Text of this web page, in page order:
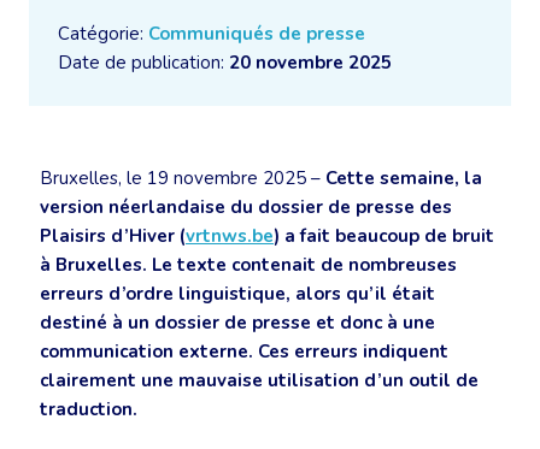
Catégorie: Communiqués de presse
Date de publication: 20 novembre 2025
Bruxelles, le 19 novembre 2025 – Cette semaine, la
version néerlandaise du dossier de presse des
Plaisirs d’Hiver (vrtnws.be) a fait beaucoup de bruit
à Bruxelles. Le texte contenait de nombreuses
erreurs d’ordre linguistique, alors qu’il était
destiné à un dossier de presse et donc à une
communication externe. Ces erreurs indiquent
clairement une mauvaise utilisation d’un outil de
traduction.